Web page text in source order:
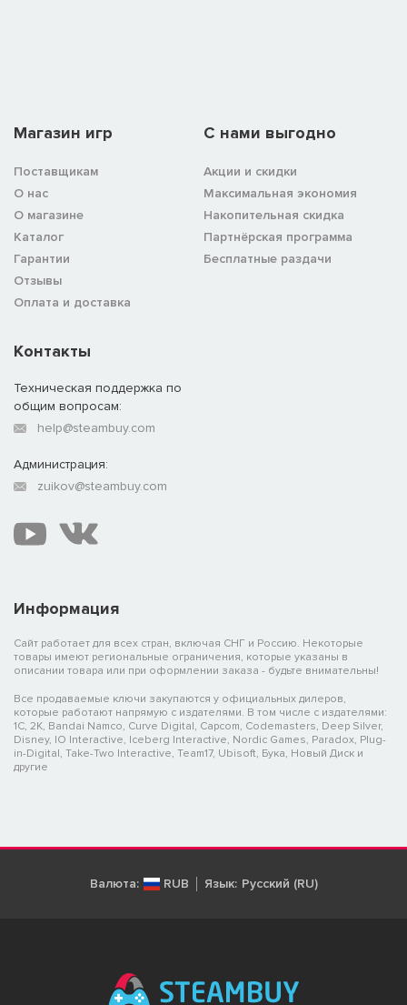
Магазин игр
Поставщикам
О нас
О магазине
Каталог
Гарантии
Отзывы
Оплата и доставка
C нами выгодно
Акции и скидки
Максимальная экономия
Накопительная скидка
Партнёрская программа
Бесплатные раздачи
Информация
Сайт работает для всех стран, включая СНГ и Россию. Некоторые
товары имеют региональные ограничения, которые указаны в
описании товара или при оформлении заказа - будьте внимательны!
Все продаваемые ключи закупаются у официальных дилеров,
которые работают напрямую с издателями. В том числе с издателями:
1C, 2K, Bandai Namco, Curve Digital, Capcom, Codemasters, Deep Silver,
Disney, IO Interactive, Iceberg Interactive, Nordic Games, Paradox, Plug-
in-Digital, Take-Two Interactive, Team17, Ubisoft, Бука, Новый Диск и
другие
Контакты
Техническая поддержка по
общим вопросам:
help@steambuy.com
Администрация:
zuikov@steambuy.com
Валюта: RUB Язык: Русский (RU)